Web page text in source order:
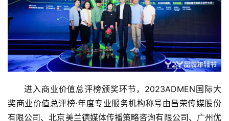
经
教
育
进入商业价值总评榜颁奖环节，2023ADMEN国际大
奖商业价值总评榜·年度专业服务机构称号由昌荣传媒股份
有限公司、北京美兰德媒体传播策略咨询有限公司、广州优